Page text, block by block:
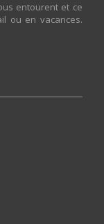
entourent et ce
ou en vacances.